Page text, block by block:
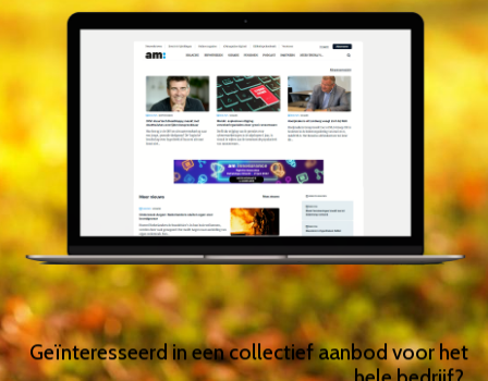
Geïnteresseerd in een collectief aanbod voor het